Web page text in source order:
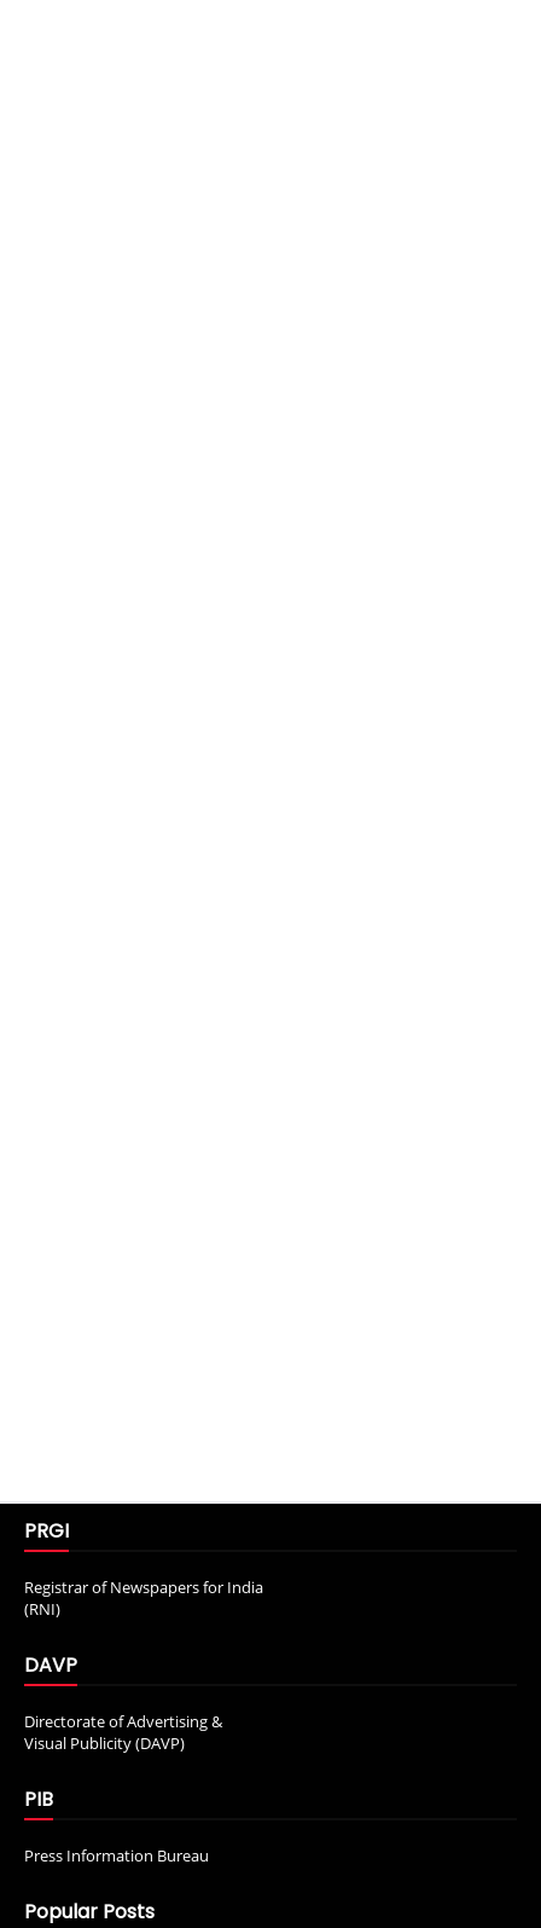
PRGI
Registrar of Newspapers for India
(RNI)
DAVP
Directorate of Advertising &
Visual Publicity (DAVP)
PIB
Press Information Bureau
Popular Posts